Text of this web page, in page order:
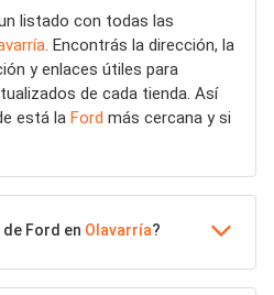
listado con todas las
. Encontrás la dirección, la
y enlaces útiles para
de cada tienda. Así
está la Ford más cercana y si
Ford en Olavarría?